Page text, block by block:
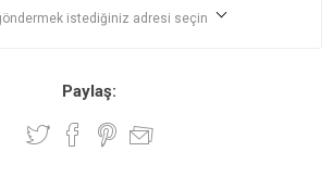
istediğiniz adresi seçin
Paylaş: